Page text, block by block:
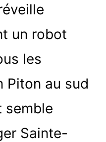
un robot
les
Piton au sud
semble
Sainte-